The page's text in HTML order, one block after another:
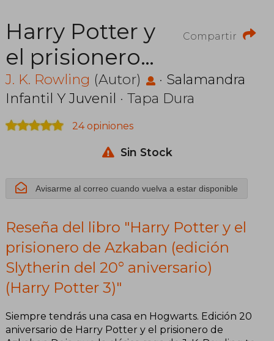
Compartir
Harry Potter y
el prisionero
de Azkaban
(edición
Slytherin del
aniversario)
3)
J. K. Rowling (Autor) · Salamandra
Infantil Y Juvenil · Tapa Dura
24 opiniones
Sin Stock
Avisarme al correo cuando vuelva a estar disponible
Reseña del libro "Harry Potter y el
prisionero de Azkaban (edición
Slytherin del 20° aniversario)
(Harry Potter 3)"
Siempre tendrás una casa en Hogwarts. Edición 20
aniversario de Harry Potter y el prisionero de